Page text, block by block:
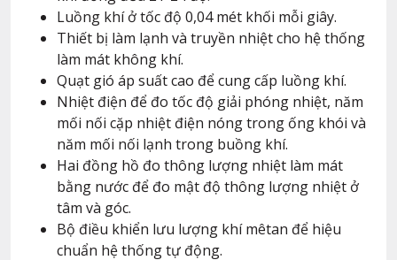
Luồng khí ở tốc độ 0,04 mét khối mỗi giây.
Thiết bị làm lạnh và truyền nhiệt cho hệ thống
làm mát không khí.
Quạt gió áp suất cao để cung cấp luồng khí.
Nhiệt điện để đo tốc độ giải phóng nhiệt, năm
mối nối cặp nhiệt điện nóng trong ống khói và
năm mối nối lạnh trong buồng khí.
Hai đồng hồ đo thông lượng nhiệt làm mát
bằng nước để đo mật độ thông lượng nhiệt ở
tâm và góc.
Bộ điều khiển lưu lượng khí mêtan để hiệu
chuẩn hệ thống tự động.